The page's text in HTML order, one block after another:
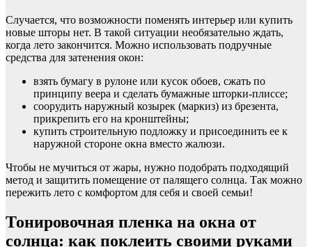
Случается, что возможности поменять интерьер или купить
новые шторы нет. В такой ситуации необязательно ждать,
когда лето закончится. Можно использовать подручные
средства для затенения окон:
взять бумагу в рулоне или кусок обоев, сжать по
принципу веера и сделать бумажные шторки-плиссе;
соорудить наружный козырек (маркиз) из брезента,
прикрепить его на кронштейны;
купить строительную подложку и присоединить ее к
наружной стороне окна вместо жалюзи.
Чтобы не мучиться от жары, нужно подобрать подходящий
метод и защитить помещение от палящего солнца. Так можно
пережить лето с комфортом для себя и своей семьи!
Тонировочная пленка на окна от
солнца: как поклеить своими руками